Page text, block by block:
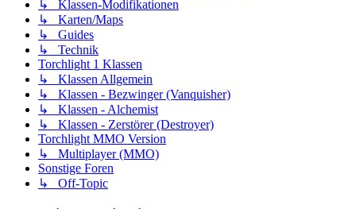
↳ Klassen-Modifikationen
↳ Karten/Maps
↳ Guides
↳ Technik
Torchlight 1 Klassen
↳ Klassen Allgemein
↳ Klassen - Bezwinger (Vanquisher)
↳ Klassen - Alchemist
↳ Klassen - Zerstörer (Destroyer)
Torchlight MMO Version
↳ Multiplayer (MMO)
Sonstige Foren
↳ Off-Topic